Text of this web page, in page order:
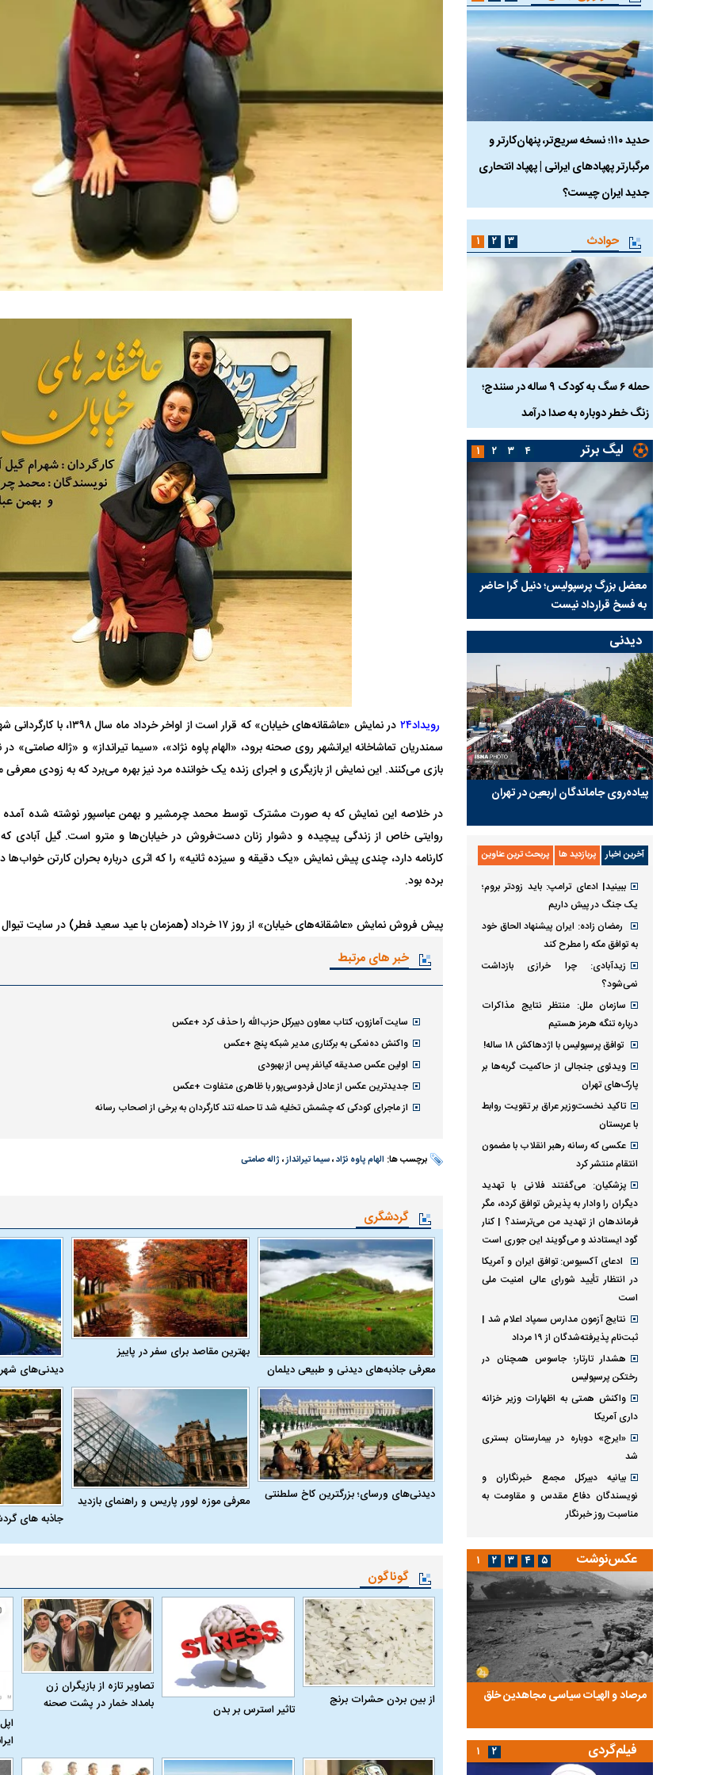
رویداد۲۴
در نمایش «عاشقانه‌های خیابان» که
سمندریان تماشاخانه ایرانشهر روی صحنه برود، «الهام پاوه نژاد»، «سیما تیرانداز» و «ژاله
بازی می‌کنند. این نمایش از بازیگری و اجرای زنده یک خواننده مرد نیز بهره می‌برد که به زودی
در خلاصه این نمایش که به صورت مشترک توسط محمد چرمشیر و بهمن عباسپور نوشته شده آمده
روایتی خاص از زندگی پیچیده و دشوار زنان دست‌فروش در خیابان‌ها و مترو است. گیل آبادی که
کارنامه دارد، چندی پیش نمایش «یک دقیقه و سیزده ثانیه» را که اثری درباره بحران کارتن
برده بود.
پیش فروش نمایش «عاشقانه‌های خیابان» از روز ۱۷ خرداد (همزمان با عید سعید فطر) در سایت تیوال آغاز می‌شود.
خبر های مرتبط
سایت آمازون، کتاب معاون دبیرکل حزب‌الله را حذف کرد +عکس
واکنش ده‌نمکی به برکناری مدیر شبکه پنج +عکس
اولین عکس صدیقه کیانفر پس از بهبودی
جدیدترین عکس از عادل فردوسی‌پور با ظاهری متفاوت +عکس
از ماجرای کودکی که چشمش تخلیه شد تا حمله تند کارگردان به برخی از اصحاب رسانه
برچسب ها: الهام پاوه نژاد،سیما تیرانداز، ژاله صامتی
گردشگری
معرفی جاذبه‌های دیدنی و طبیعی دیلمان
بهترین مقاصد برای سفر در پاییز
دیدنی‌های
دیدنی‌های ورسای؛ بزرگترین کاخ سلطنتی
معرفی موزه لوور پاریس و راهنمای بازدید
جاذبه های
گوناگون
از بین بردن حشرات برنج
تاثیر استرس بر بدن
تصاویر تازه از بازیگران زن
بامداد خمار در پشت صحنه
حدید ۱۱۰؛ نسخه سریع‌تر، پنهان‌کارتر و
مرگبارتر پهپادهای ایرانی | پهپاد انتحاری
جدید ایران چیست؟
هواپیمای مرموز E-11A BACN چیست؟
فضاپیمای «استارشیپ» ایلان ماسک
چیست؟
حدید ۱۱۰؛
مرگبارتر
جدید ایران
حوادث
حمله ۶ سگ به کودک ۹ ساله در سنندج؛
زنگ خطر دوباره به صدا درآمد
واژگونی مرگبار سمند در اصفهان | ۴ نفر
عکس| ماجرای کشف جسد ناشناس که
توسط حیوانات خورده شد
زنگ خطر دوباره
۱ ۲ ۳
لیگ برتر
معضل بزرگ پرسپولیس؛ دنیل گرا حاضر
به فسخ قرارداد نیست
مقصد احتمالی مدافع جوان پرسپولیس
پیشنهاد ۱۳۲میلیاردی رامین رضاییان به
استقلال
بازگشت اندونگ
هافبک گابنی در
۱ ۲ ۳ ۴
دیدنی
پیاده‌روی جاماندگان اربعین در تهران
آخرین اخبار پربازدید ها پربحث ترین عناوین
ببینید| ادعای ترامپ: باید زودتر بروم؛
یک جنگ در پیش داریم
رمضان زاده: ایران پیشنهاد الحاق خود
به توافق مکه را مطرح کند
زیدآبادی: چرا خرازی بازداشت
نمی‌شود؟
سازمان ملل: منتظر نتایج مذاکرات
درباره تنگه هرمز هستیم
توافق پرسپولیس با اژدهاکش ۱۸ ساله!
ویدئوی جنجالی از حاکمیت گربه‌ها بر
پارک‌های تهران
تاکید نخست‌وزیر عراق بر تقویت روابط
با عربستان
عکسی که رسانه رهبر انقلاب با مضمون
انتقام منتشر کرد
پزشکیان: می‌گفتند فلانی با تهدید
دیگران را وادار به پذیرش توافق کرده، مگر
فرماندهان از تهدید من می‌ترسند؟ | کنار
گود ایستادند و می‌گویند این جوری است
ادعای آکسیوس: توافق ایران و آمریکا
در انتظار تأیید شورای عالی امنیت ملی
است
نتایج آزمون مدارس سمپاد اعلام شد |
ثبت‌نام پذیرفته‌شدگان از ۱۹ مرداد
هشدار تارتار؛ جاسوس همچنان در
رختکن پرسپولیس
واکنش همتی به اظهارات وزیر خزانه
داری آمریکا
«ایرج» دوباره در بیمارستان بستری
شد
بیانیه دبیرکل مجمع خبرنگاران و
نویسندگان دفاع مقدس و مقاومت به
مناسبت روز خبرنگار
عکس‌نوشت
مرصاد و الهیات سیاسی مجاهدین خلق
آخرین پرده از حیات سیاسی یک سلسله |
روایتی از آخرین مصاحبه‌ی شاه در ایران
ریشه‌های عزاداری ماه محرم در فرهنگ
و تاریخ ایران
عزاداری ماه
۱ ۲ ۳ ۴ ۵
فیلم‌گردی ۱ ۲